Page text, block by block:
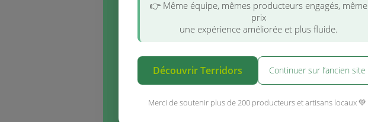
👉 Même équipe, mêmes producteurs engagés, même
prix
une expérience améliorée et plus fluide.
Découvrir Terridors Continuer sur l’ancien site
Merci de soutenir plus de 200 producteurs et artisans locaux 💚